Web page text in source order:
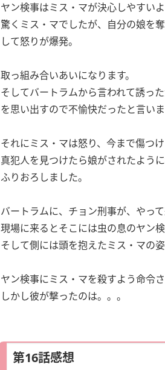
ヤン検事はミス・マが決心しやすい
驚くミス・マでしたが、自分の娘を
して怒りが爆発。
取っ組み合いあいになります。
そしてバートラムから言われて誘っ
を思い出すので不愉快だったと言いま
それにミス・マは怒り、今まで傷つ
真犯人を見つけたら娘がされたよう
ふりおろしました。
バートラムに、チョン刑事が、やって
現場に来るとそこには虫の息のヤン検
そして側には頭を抱えたミス・マの姿
ヤン検事にミス・マを殺すよう命令
しかし彼が撃ったのは。。。
第16話感想